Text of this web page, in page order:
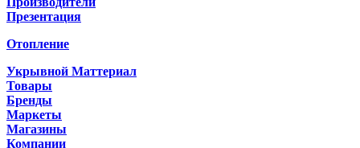
Презентация
Отопление
Укрывной Маттериал
Товары
Бренды
Маркеты
Магазины
Компании